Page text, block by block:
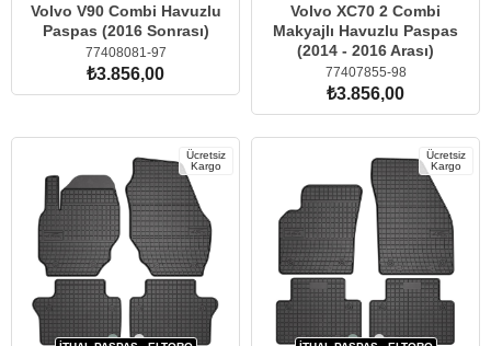
Volvo V90 Combi Havuzlu
Paspas (2016 Sonrası)
77408081-97
₺3.856,00
Volvo XC70 2 Combi
Makyajlı Havuzlu Paspas
(2014 - 2016 Arası)
77407855-98
₺3.856,00
SEPETE EKLE
Ücretsiz
Kargo
Ücretsiz
Kargo